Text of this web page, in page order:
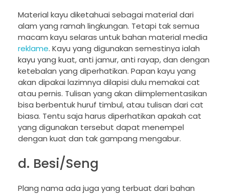
Material kayu diketahuai sebagai material dari
alam yang ramah lingkungan. Tetapi tak semua
macam kayu selaras untuk bahan material media
reklame. Kayu yang digunakan semestinya ialah
kayu yang kuat, anti jamur, anti rayap, dan dengan
ketebalan yang diperhatikan. Papan kayu yang
akan dipakai lazimnya dilapisi dulu memakai cat
atau pernis. Tulisan yang akan diimplementasikan
bisa berbentuk huruf timbul, atau tulisan dari cat
biasa. Tentu saja harus diperhatikan apakah cat
yang digunakan tersebut dapat menempel
dengan kuat dan tak gampang mengabur.
d. Besi/Seng
Plang nama ada juga yang terbuat dari bahan